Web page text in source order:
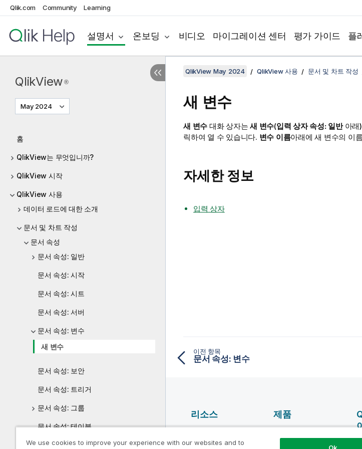
Qlik.com Community Learning
설명서 온보딩 비디오 마이그레이션 센터 평가 가이드 플
QlikView ®
May 2024
홈
QlikView는 무엇입니까?
QlikView 시작
QlikView 사용
데이터 로드에 대한 소개
문서 및 차트 작성
문서 속성
문서 속성: 일반
문서 속성: 시작
문서 속성: 시트
문서 속성: 서버
문서 속성: 변수
새 변수
문서 속성: 보안
문서 속성: 트리거
문서 속성: 그룹
문서 속성: 테이블
문서 속성: 정렬
QlikView May 2024 QlikView 사용 문서 및 차트 작성
새 변수
새 변수 대화 상자는 새 변수(입력 상자 속성: 일반아래
릭하여 열 수 있습니다. 변수 이름아래에 새 변수의 이
자세한 정보
입력 상자
이전 항목
문서 속성: 변수
리소스
Qlik Developer
제품
INTEGRATION 및
We use cookies to improve your experience with our websites and to